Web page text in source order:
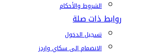
الشروط والأحكام
روابط ذات صلة
تسجيل الدخول
الانضمام إلى سكاي واردز